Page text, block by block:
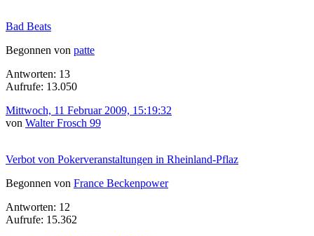
Bad Beats
Begonnen von patte
Antworten: 13
Aufrufe: 13.050
Mittwoch, 11 Februar 2009, 15:19:32
von Walter Frosch 99
Verbot von Pokerveranstaltungen in Rheinland-Pflaz
Begonnen von France Beckenpower
Antworten: 12
Aufrufe: 15.362